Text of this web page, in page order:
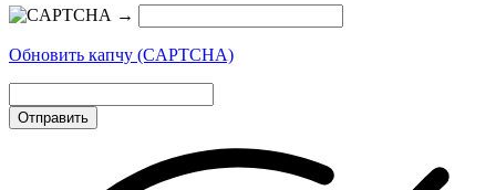
→
Обновить капчу (CAPTCHA)
Отправить